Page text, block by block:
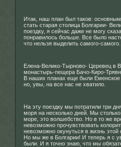
Итак, наш план был таков:
стать старая столица Болгарии-
поездку, я сейчас даже не могу
понравилось больше. Все было
что нельзя выделить самого-
Елена-Велико-Тырново- Церевец в
монастырь-пещера Бачо-Киро-
В наших планах еще были Еменское
но, увы, на все нас не хватило.
На эту поездку мы потратили три
моря на несколько дней. Мы
море, это волшебство. Но в то же
невозможно прочувствовать
невозможно окунуться в жизнь
Но мы же в Болгарии! И теперь я с
были. И я точно знаю, что мы